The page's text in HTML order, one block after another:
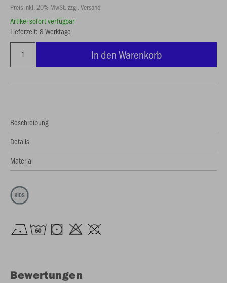
Preis inkl. 20% MwSt. zzgl. Versand
Artikel sofort verfügbar
Lieferzeit: 8 Werktage
In den Warenkorb
Beschreibung
Details
Material
Bewertungen